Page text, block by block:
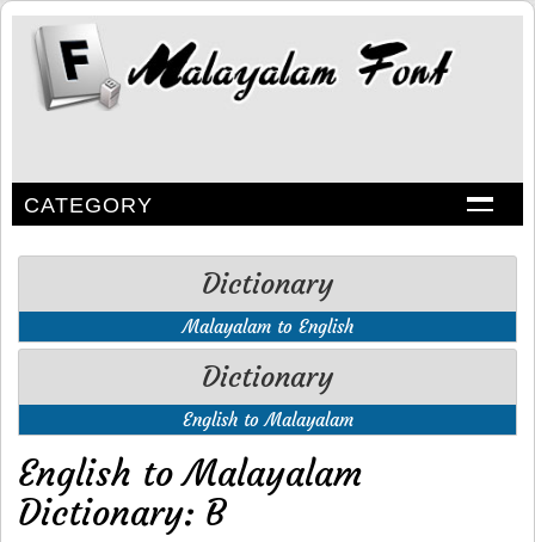
CATEGORY
Dictionary
Malayalam to English
Dictionary
English to Malayalam
English to Malayalam
Dictionary: B